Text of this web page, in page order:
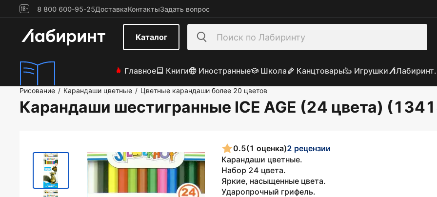
8 800 600-95-25ДоставкаКонтактыЗадать вопрос
Каталог
Главное Книги Иностранные Школа Канцтовары Игрушки
Рисование / Карандаши цветные / Цветные карандаши более 20 цветов
Карандаши шестигранные ICE AGE (24 цвета)
0.5(1 оценка)2 рецензии
Карандаши цветные.
Набор 24 цвета.
Яркие, насыщенные цвета.
Ударопрочный грифель.